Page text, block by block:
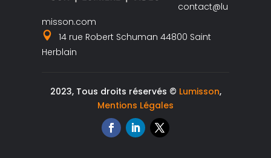
contact@lu
misson.com
14 rue Robert Schuman 44800 Saint
Herblain
2023, Tous droits réservés © Lumisson,
Mentions Légales